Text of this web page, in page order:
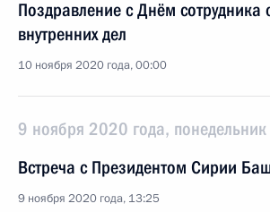
Поздравление с Днём сотрудника
внутренних дел
10 ноября 2020 года, 00:00
9 ноября 2020 года, понедельник
Встреча с Президентом Сирии
9 ноября 2020 года, 13:25